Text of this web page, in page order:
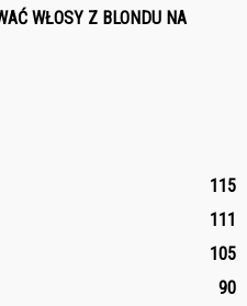
WŁOSY Z BLONDU NA
115
111
105
90